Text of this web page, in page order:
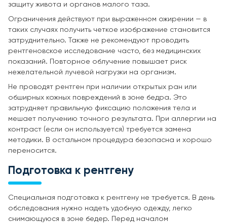
защиту живота и органов малого таза.
Ограничения действуют при выраженном ожирении — в
таких случаях получить четкое изображение становится
затруднительно. Также не рекомендуют проводить
рентгеновское исследование часто, без медицинских
показаний. Повторное облучение повышает риск
нежелательной лучевой нагрузки на организм.
Не проводят рентген при наличии открытых ран или
обширных кожных повреждений в зоне бедра. Это
затрудняет правильную фиксацию положения тела и
мешает получению точного результата. При аллергии на
контраст (если он используется) требуется замена
методики. В остальном процедура безопасна и хорошо
переносится.
Подготовка к рентгену
Специальная подготовка к рентгену не требуется. В день
обследования нужно надеть удобную одежду, легко
снимающуюся в зоне бедер. Перед началом